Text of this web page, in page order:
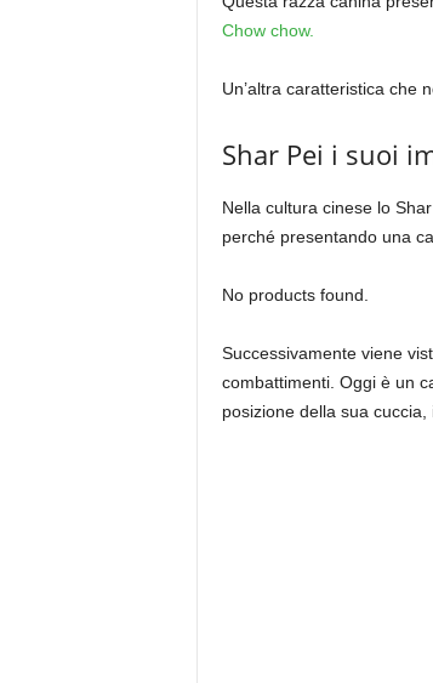
Chow chow.
Un’altra caratteristica che
Shar Pei i suoi
Nella cultura cinese lo
perché presentando una
No products found.
Successivamente viene
combattimenti. Oggi è un
posizione della sua cuccia,